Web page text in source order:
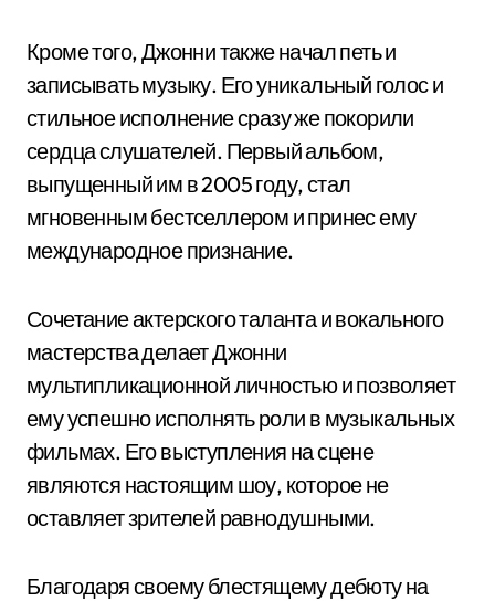
Кроме того, Джонни также начал петь и
записывать музыку. Его уникальный голос и
стильное исполнение сразу же покорили
сердца слушателей. Первый альбом,
выпущенный им в 2005 году, стал
мгновенным бестселлером и принес ему
международное признание.
Сочетание актерского таланта и вокального
мастерства делает Джонни
мультипликационной личностью и позволяет
ему успешно исполнять роли в музыкальных
фильмах. Его выступления на сцене
являются настоящим шоу, которое не
оставляет зрителей равнодушными.
Благодаря своему блестящему дебюту на